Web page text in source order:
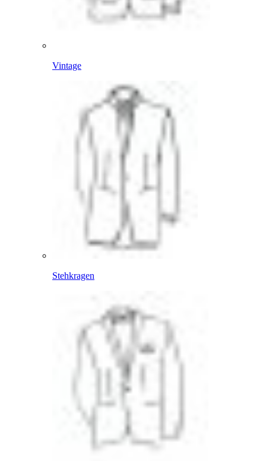
Vintage
Stehkragen